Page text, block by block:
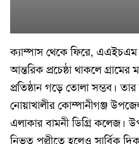
ক্যাম্পাস থেকে ফিরে, এএইচএম
আন্তরিক প্রচেষ্ঠা থাকলে গ্রামের
প্রতিষ্ঠান গড়ে তোলা সম্ভব। তার
নোয়াখালীর কোম্পানীগঞ্জ
এলাকার বামনী ডিগ্রি কলেজ।
নিভৃত পল্লীতে হলেও সার্বিক